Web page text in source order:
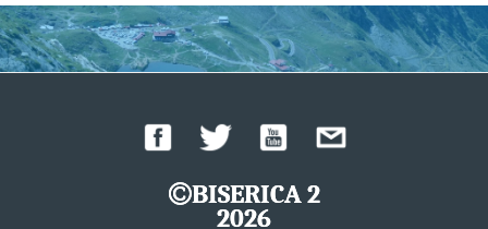
BISERICA 2
2026